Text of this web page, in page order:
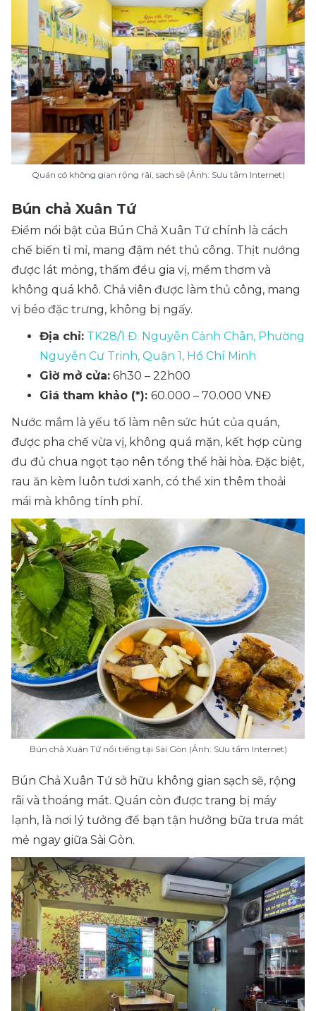
Quán có không gian rộng rãi, sạch sẽ (Ảnh: Sưu tầm Internet)
Bún chả Xuân Tứ
Điểm nổi bật của Bún Chả Xuân Tứ chính là cách
chế biến tỉ mỉ, mang đậm nét thủ công. Thịt nướng
được lát mỏng, thấm đều gia vị, mềm thơm và
không quá khô. Chả viên được làm thủ công, mang
vị béo đặc trưng, không bị ngấy.
Địa chỉ: TK28/1 Đ. Nguyễn Cảnh Chân, Phường
Nguyễn Cư Trinh, Quận 1, Hồ Chí Minh
Giờ mở cửa: 6h30 – 22h00
Giá tham khảo (*): 60.000 – 70.000 VNĐ
Nước mắm là yếu tố làm nên sức hút của quán,
được pha chế vừa vị, không quá mặn, kết hợp cùng
đu đủ chua ngọt tạo nên tổng thể hài hòa. Đặc biệt,
rau ăn kèm luôn tươi xanh, có thể xin thêm thoải
mái mà không tính phí.
Bún chả Xuân Tứ nổi tiếng tại Sài Gòn (Ảnh: Sưu tầm Internet)
Bún Chả Xuân Tứ sở hữu không gian sạch sẽ, rộng
rãi và thoáng mát. Quán còn được trang bị máy
lạnh, là nơi lý tưởng để bạn tận hưởng bữa trưa mát
mẻ ngay giữa Sài Gòn.